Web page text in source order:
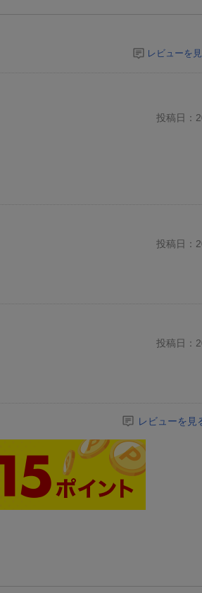
レビューを
投稿日：
投稿日：
投稿日：
レビューを見